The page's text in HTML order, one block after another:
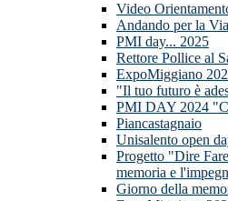
Video
Andando per la
PMI day... 2025
Rettore Pollice al
ExpoMiggiano
"Il tuo futuro è
PMI DAY 2024
Piancastagnaio
Unisalento open
Progetto "Dire
memoria e
Giorno della